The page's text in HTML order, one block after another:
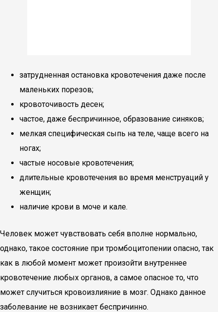
затрудненная остановка кровотечения даже после
маленьких порезов;
кровоточивость десен;
частое, даже беспричинное, образование синяков;
мелкая специфическая сыпь на теле, чаще всего на
ногах;
частые носовые кровотечения;
длительные кровотечения во время менструаций у
женщин;
наличие крови в моче и кале.
Человек может чувствовать себя вполне нормально,
однако, такое состояние при тромбоцитопении опасно, так
как в любой момент может произойти внутреннее
кровотечение любых органов, а самое опасное то, что
может случиться кровоизлияние в мозг. Однако данное
заболевание не возникает беспричинно.